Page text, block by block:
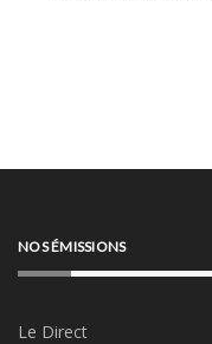
NOS ÉMISSIONS
Le Direct